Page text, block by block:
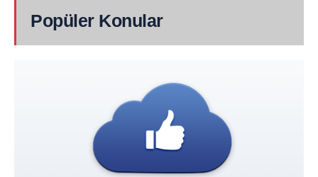
Popüler Konular